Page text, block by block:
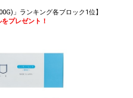
」ランキング各ブロック1位】
プレゼント！